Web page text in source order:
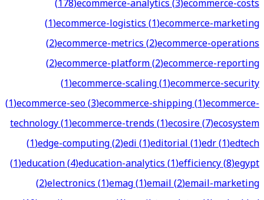
(1)ecommerce-logistics(1)ecommerce-marketing
(2)ecommerce-metrics(2)ecommerce-operations
(2)ecommerce-platform(2)ecommerce-reporting
(1)ecommerce-scaling(1)ecommerce-security
(1)ecommerce-seo(3)ecommerce-shipping(1)ecommerce-
technology(1)ecommerce-trends(1)ecosire(7)ecosystem
(1)edge-computing(2)edi(1)editorial(1)edr(1)edtech
(1)education(4)education-analytics(1)efficiency(8)egypt
(2)electronics(1)emag(1)email(2)email-marketing